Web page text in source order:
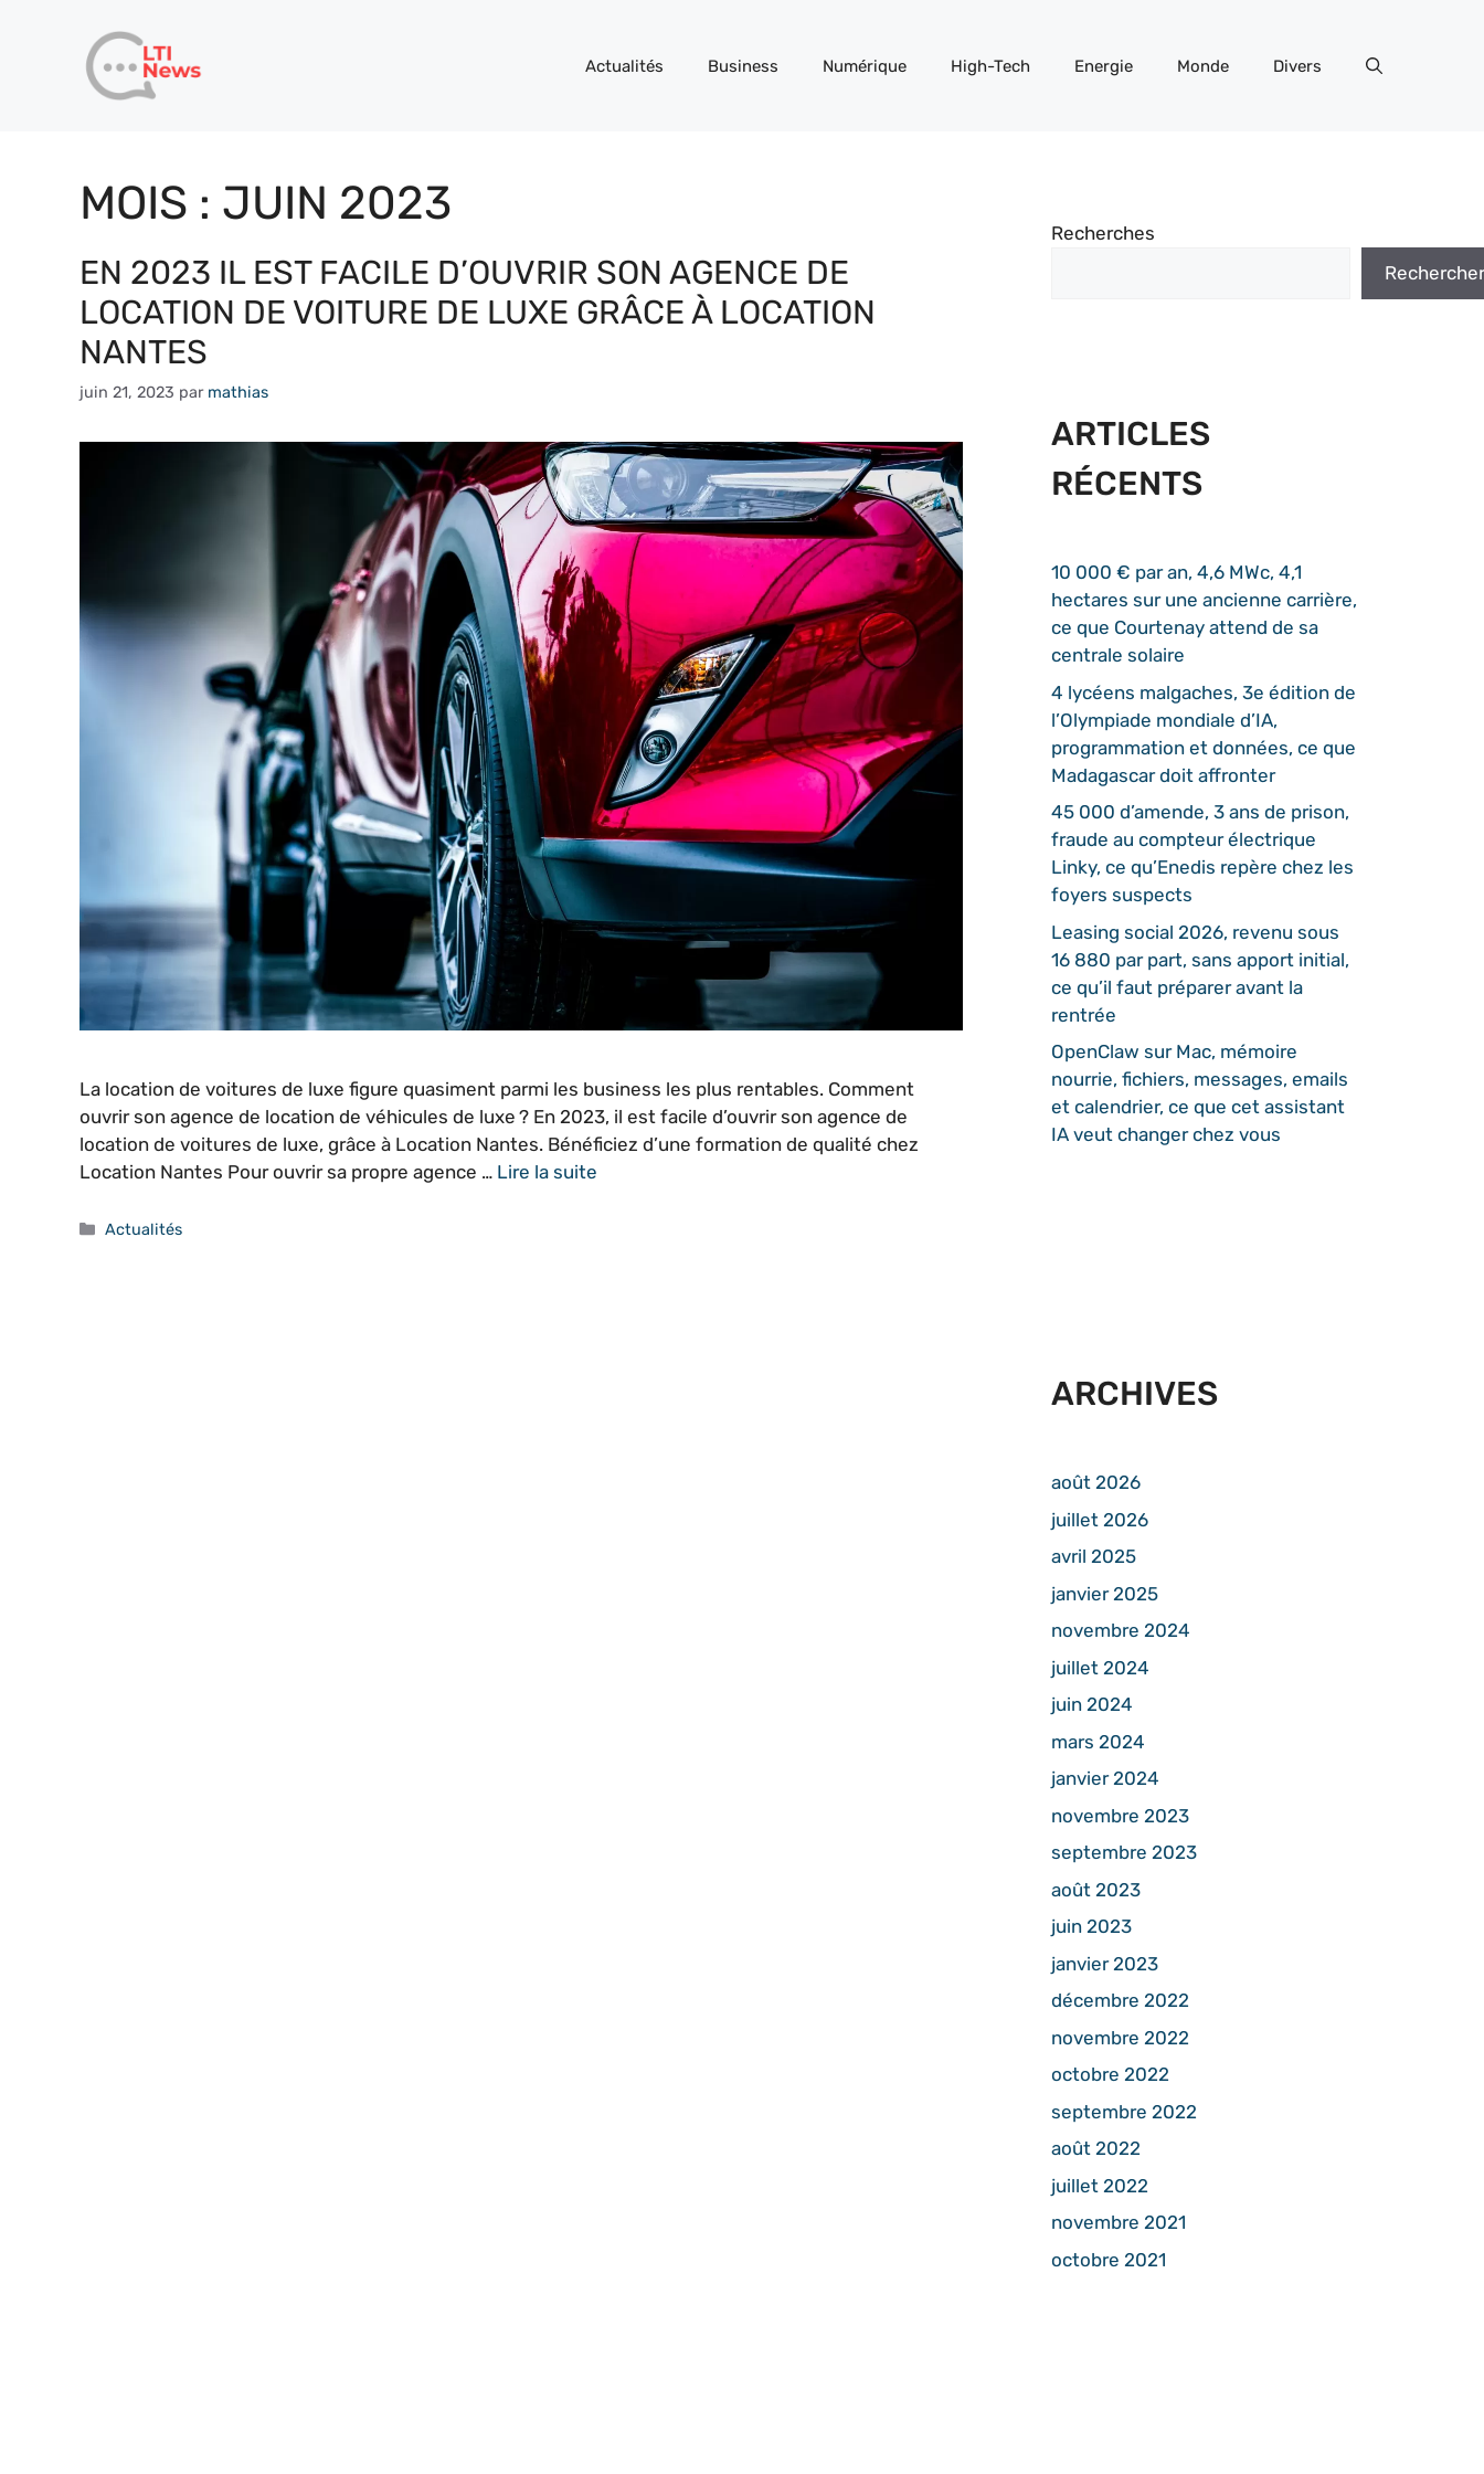
Actualités Business Numérique High-Tech Energie Monde Divers
MOIS : JUIN 2023
EN 2023 IL EST FACILE D’OUVRIR SON AGENCE DE
LOCATION DE VOITURE DE LUXE GRÂCE À LOCATION
NANTES
juin 21, 2023 par mathias
La location de voitures de luxe figure quasiment parmi les business les plus rentables. Comment
ouvrir son agence de location de véhicules de luxe ? En 2023, il est facile d’ouvrir son agence de
location de voitures de luxe, grâce à Location Nantes. Bénéficiez d’une formation de qualité chez
Location Nantes Pour ouvrir sa propre agence … Lire la suite
Catégories
Actualités
Recherches
Rechercher
ARTICLES
RÉCENTS
10 000 € par an, 4,6 MWc, 4,1
hectares sur une ancienne carrière,
ce que Courtenay attend de sa
centrale solaire
4 lycéens malgaches, 3e édition de
l’Olympiade mondiale d’IA,
programmation et données, ce que
Madagascar doit affronter
45 000 d’amende, 3 ans de prison,
fraude au compteur électrique
Linky, ce qu’Enedis repère chez les
foyers suspects
Leasing social 2026, revenu sous
16 880 par part, sans apport initial,
ce qu’il faut préparer avant la
rentrée
OpenClaw sur Mac, mémoire
nourrie, fichiers, messages, emails
et calendrier, ce que cet assistant
IA veut changer chez vous
ARCHIVES
août 2026
juillet 2026
avril 2025
janvier 2025
novembre 2024
juillet 2024
juin 2024
mars 2024
janvier 2024
novembre 2023
septembre 2023
août 2023
juin 2023
janvier 2023
décembre 2022
novembre 2022
octobre 2022
septembre 2022
août 2022
juillet 2022
novembre 2021
octobre 2021